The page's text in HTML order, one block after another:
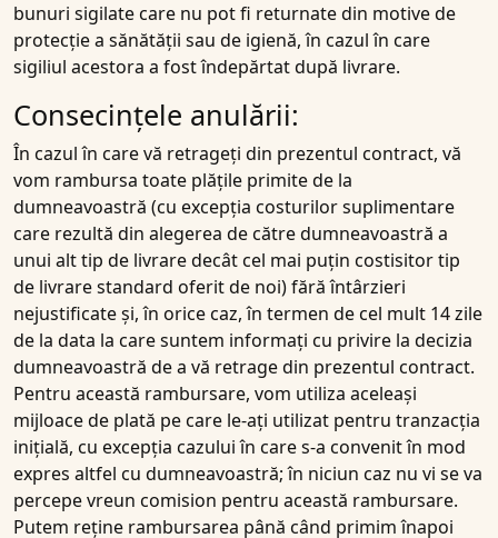
bunuri sigilate care nu pot fi returnate din motive de
protecție a sănătății sau de igienă, în cazul în care
sigiliul acestora a fost îndepărtat după livrare.
Consecințele anulării:
În cazul în care vă retrageți din prezentul contract, vă
vom rambursa toate plățile primite de la
dumneavoastră (cu excepția costurilor suplimentare
care rezultă din alegerea de către dumneavoastră a
unui alt tip de livrare decât cel mai puțin costisitor tip
de livrare standard oferit de noi) fără întârzieri
nejustificate și, în orice caz, în termen de cel mult 14 zile
de la data la care suntem informați cu privire la decizia
dumneavoastră de a vă retrage din prezentul contract.
Pentru această rambursare, vom utiliza aceleași
mijloace de plată pe care le-ați utilizat pentru tranzacția
inițială, cu excepția cazului în care s-a convenit în mod
expres altfel cu dumneavoastră; în niciun caz nu vi se va
percepe vreun comision pentru această rambursare.
Putem reține rambursarea până când primim înapoi